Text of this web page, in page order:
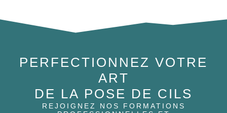
PERFECTIONNEZ VOTRE
ART
DE LA POSE DE CILS
REJOIGNEZ NOS FORMATIONS